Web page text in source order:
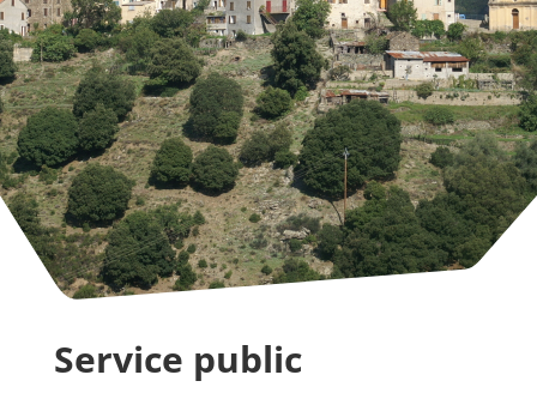
Service public